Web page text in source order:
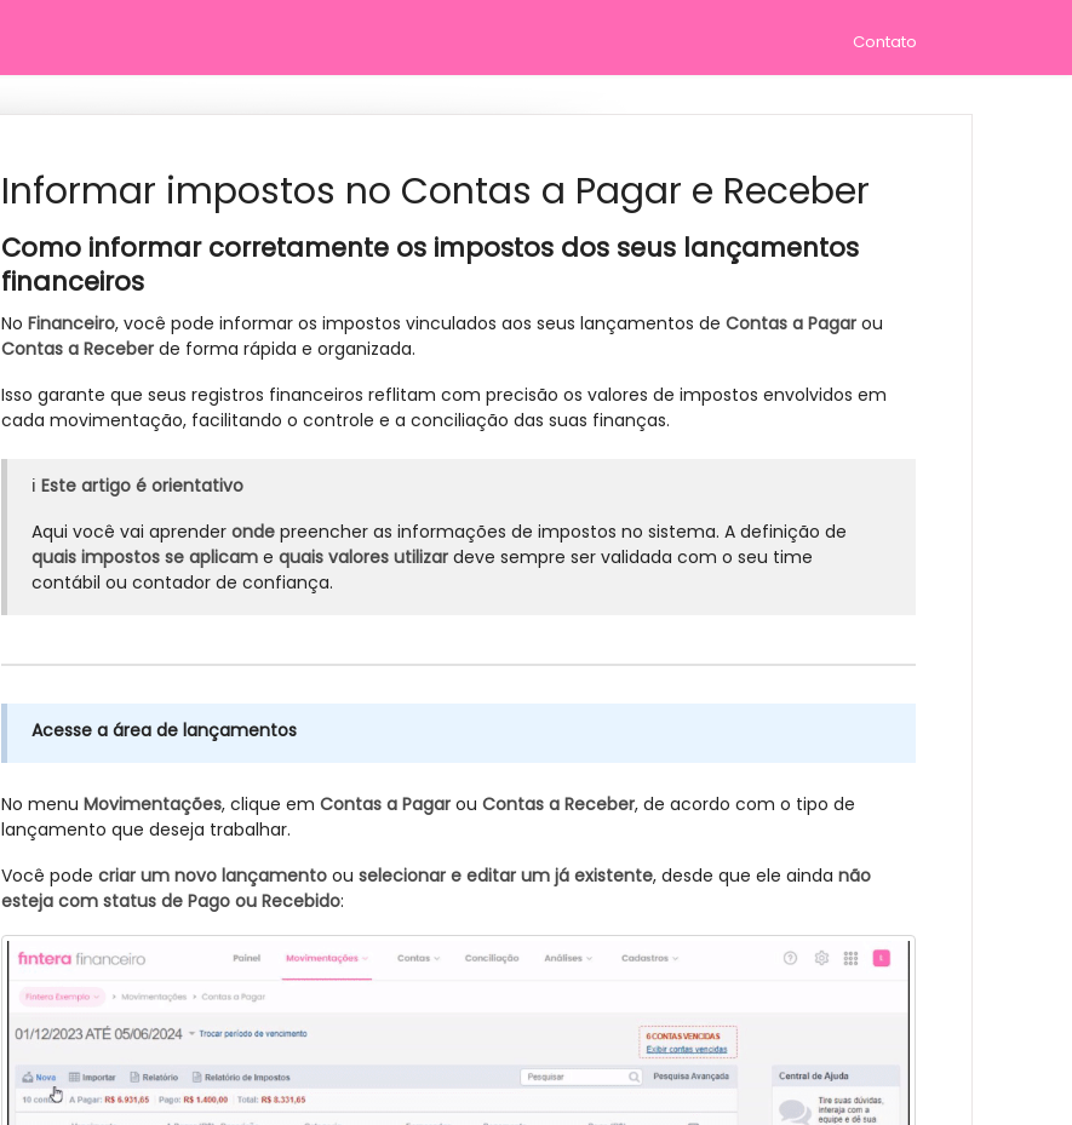
Contato
Informar impostos no Contas a Pagar e Receber
Como informar corretamente os impostos dos seus lançamentos
financeiros
No Financeiro, você pode informar os impostos vinculados aos seus lançamentos de Contas a Pagarou
Contas a Receberde forma rápida e organizada.
Isso garante que seus registros financeiros reflitam com precisão os valores de impostos envolvidos em
cada movimentação, facilitando o controle e a conciliação das suas finanças.
ℹ️ Este artigo é orientativo
Aqui você vai aprender ondepreencher as informações de impostos no sistema. A definição de
quais impostos se aplicame quais valores utilizardeve sempre ser validada com o seu time
contábil ou contador de confiança.
Acesse a área de lançamentos
No menu Movimentações, clique em Contas a Pagarou Contas a Receber, de acordo com o tipo de
lançamento que deseja trabalhar.
Você pode criar um novo lançamentoou selecionar e editar um já existente, desde que ele ainda não
esteja com status de Pago ou Recebido: